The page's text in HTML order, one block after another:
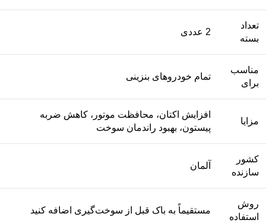
تعداد
بسته
2 عددی
مناسب
برای
تمام خودروهای بنزینی
مزایا
افزایش اکتان، محافظت موتور، کاهش ضربه
پیستون، بهبود راندمان سوخت
کشور
سازنده
آلمان
روش
استفاده
مستقیماً به باک قبل از سوخت‌گیری اضافه کنید